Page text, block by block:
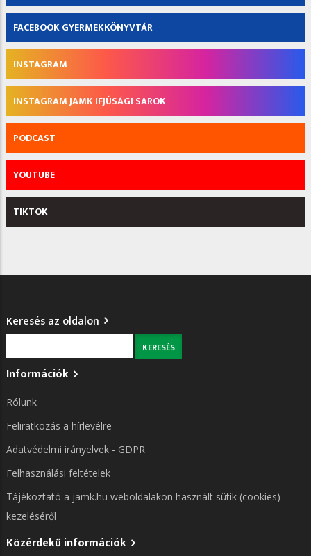
FACEBOOK GYERMEKKÖNYVTÁR
INSTAGRAM
INSTAGRAM JAMK IFJÚSÁGI SAROK
PODCAST
YOUTUBE
TIKTOK
Keresés az oldalon
Információk
Rólunk
Feliratkozás a hírlevélre
Adatvédelmi irányelvek - GDPR
Felhasználási feltételek
Tájékoztató a jamk.hu weboldalakon használt sütik (cookies)
kezeléséről
Közérdekű információk